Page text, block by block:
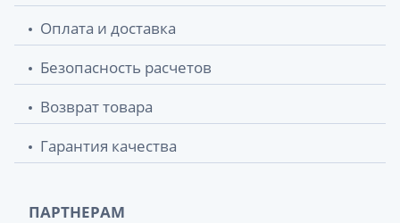
Оплата и доставка
Безопасность расчетов
Возврат товара
Гарантия качества
ПАРТНЕРАМ